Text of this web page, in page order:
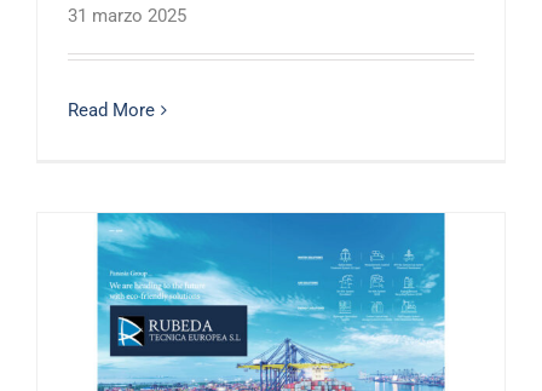
31 marzo 2025
Read More